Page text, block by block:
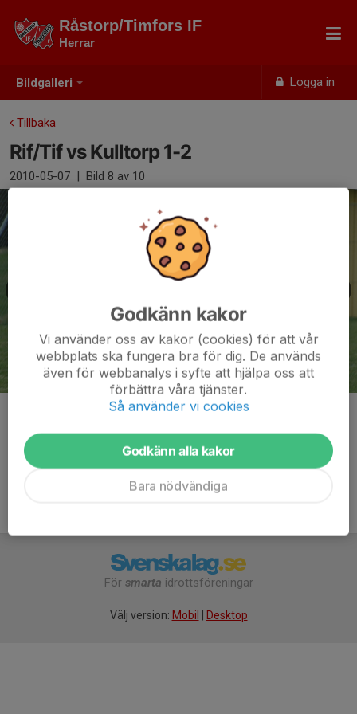
Bildgalleri Logga in
Råstorp/Timfors IF
Herrar
Tillbaka
Rif/Tif vs Kulltorp 1-2
2010-05-07 | Bild 8 av 10
För smarta idrottsföreningar
Välj version: Mobil Desktop
Godkänn kakor
Vi använder oss av kakor (cookies) för att vår
webbplats ska fungera bra för dig. De används
även för webbanalys i syfte att hjälpa oss att
förbättra våra tjänster.
Så använder vi cookies
Godkänn alla kakor
Bara nödvändiga